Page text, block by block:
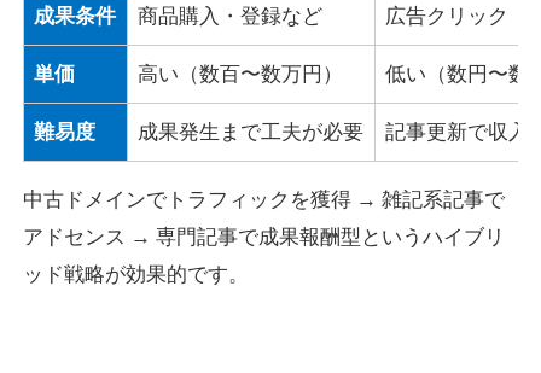
成果条件 商品購入・登録など 広告クリック
単価 高い（数百〜数万円） 低い（数円〜数
難易度 成果発生まで工夫が必要 記事更新で収入
中古ドメインでトラフィックを獲得 → 雑記系記事で
アドセンス → 専門記事で成果報酬型というハイブリ
ッド戦略が効果的です。